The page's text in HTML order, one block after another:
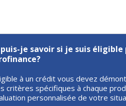
je savoir si je suis éligible
à un crédit vous devez
critères spécifiques à chaque
personnalisée de votre